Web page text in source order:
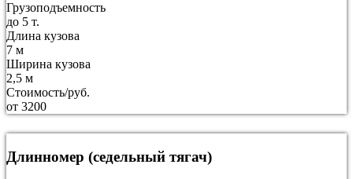
Грузоподъемность
до 5 т.
Длина кузова
7 м
Ширина кузова
2,5 м
Стоимость/руб.
от 3200
Длинномер (седельный тягач)